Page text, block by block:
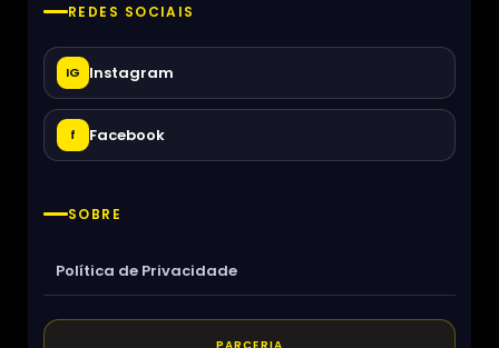
REDES SOCIAIS
IG Instagram
f Facebook
SOBRE
Política de Privacidade